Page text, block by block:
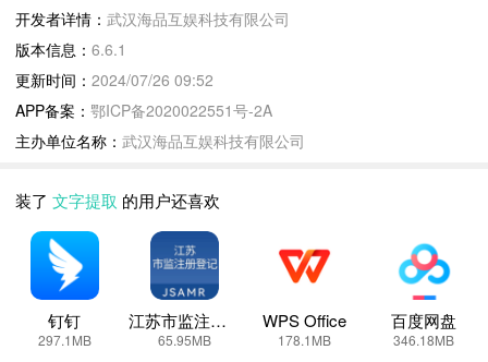
提取，将你的手机变成一台扫描仪。
2、【拍照翻译】：支持文本翻译，将从图片上获取的文字进行中英
日互译。让你的手机多一款翻译软件。
3、【证件扫描】：支持身份证、银行卡、驾照、护照等证件信息的
扫描。让你在需要填写证件信息时快速获取的你证件信息文本，并一
4、【打印复印】：支持手机连接打印设备，将扫描的文档编辑整理
后直接通过打印机打印出来。
5、【证件复印】：支持手机身份证正反面、护照等证件的复印打
印，让你的手机变成一台移动复印机。
扫描王适用于什么场景？
1、学习翻译：当学习英语或者其他外语，可直接将文本进行92种语
开发者详情： 武汉海品互娱科技有限公司
版本信息： 6.6.1
更新时间： 2024/07/26 09:52
APP备案： 鄂ICP备2020022551号-2A
主办单位名称： 武汉海品互娱科技有限公司
装了 文字提取 的用户还喜欢
钉钉
297.1MB
江苏市监注册登记
65.95MB
WPS Office
178.1MB
百度网盘
346.18MB